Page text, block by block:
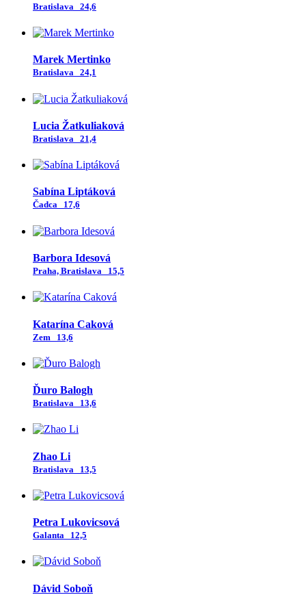
Bratislava 24,6
Marek Mertinko
Bratislava 24,1
Lucia Žatkuliaková
Bratislava 21,4
Sabína Liptáková
Čadca 17,6
Barbora Idesová
Praha, Bratislava 15,5
Katarína Caková
Zem 13,6
Ďuro Balogh
Bratislava 13,6
Zhao Li
Bratislava 13,5
Petra Lukovicsová
Galanta 12,5
Dávid Soboň